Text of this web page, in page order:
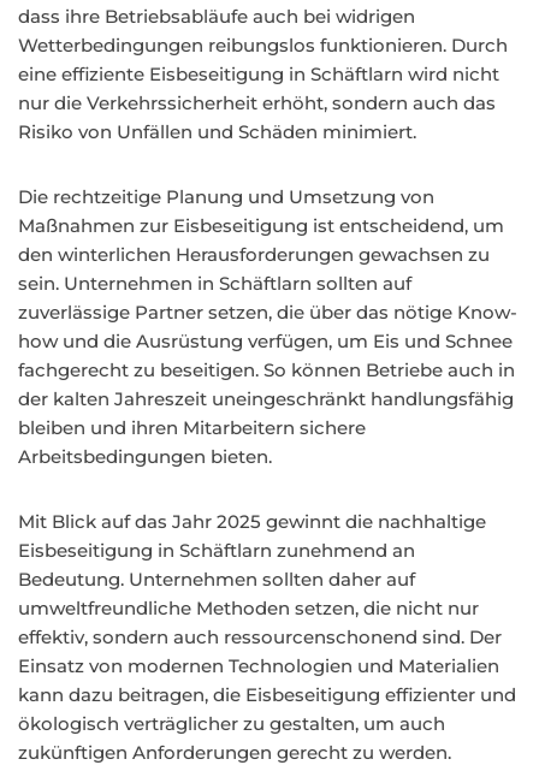
dass ihre Betriebsabläufe auch bei widrigen
Wetterbedingungen reibungslos funktionieren. Durch
eine effiziente Eisbeseitigung in Schäftlarn wird nicht
nur die Verkehrssicherheit erhöht, sondern auch das
Risiko von Unfällen und Schäden minimiert.
Die rechtzeitige Planung und Umsetzung von
Maßnahmen zur Eisbeseitigung ist entscheidend, um
den winterlichen Herausforderungen gewachsen zu
sein. Unternehmen in Schäftlarn sollten auf
zuverlässige Partner setzen, die über das nötige Know-
how und die Ausrüstung verfügen, um Eis und Schnee
fachgerecht zu beseitigen. So können Betriebe auch in
der kalten Jahreszeit uneingeschränkt handlungsfähig
bleiben und ihren Mitarbeitern sichere
Arbeitsbedingungen bieten.
Mit Blick auf das Jahr 2025 gewinnt die nachhaltige
Eisbeseitigung in Schäftlarn zunehmend an
Bedeutung. Unternehmen sollten daher auf
umweltfreundliche Methoden setzen, die nicht nur
effektiv, sondern auch ressourcenschonend sind. Der
Einsatz von modernen Technologien und Materialien
kann dazu beitragen, die Eisbeseitigung effizienter und
ökologisch verträglicher zu gestalten, um auch
zukünftigen Anforderungen gerecht zu werden.